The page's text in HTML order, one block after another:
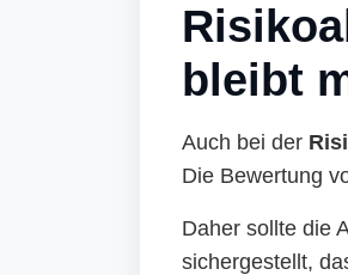
bleibt
Auch bei der
Die Bewertung
Daher sollte die
sichergestellt,